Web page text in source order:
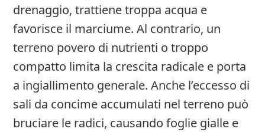
drenaggio, trattiene troppa acqua e
favorisce il marciume. Al contrario, un
terreno povero di nutrienti o troppo
compatto limita la crescita radicale e porta
a ingiallimento generale. Anche l’eccesso di
sali da concime accumulati nel terreno può
bruciare le radici, causando foglie gialle e